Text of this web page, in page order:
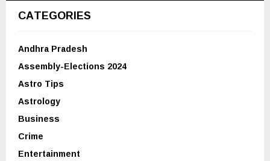
CATEGORIES
Andhra Pradesh
Assembly-Elections 2024
Astro Tips
Astrology
Business
Crime
Entertainment